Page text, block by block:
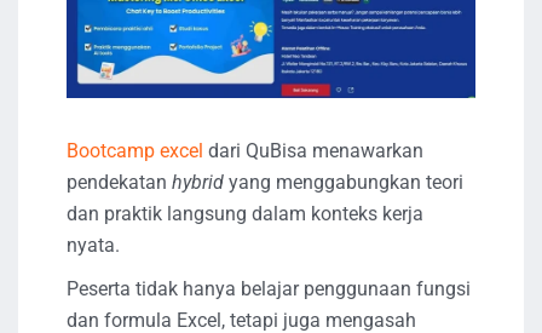
Bootcamp excel dari QuBisa menawarkan
pendekatan hybrid yang menggabungkan teori
dan praktik langsung dalam konteks kerja
nyata.
Peserta tidak hanya belajar penggunaan fungsi
dan formula Excel, tetapi juga mengasah